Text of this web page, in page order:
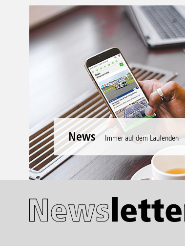
News Immer auf dem Laufenden